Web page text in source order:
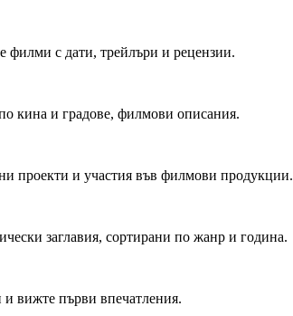
филми с дати, трейлъри и рецензии.
кина и градове, филмови описания.
проекти и участия във филмови продукции.
заглавия, сортирани по жанр и година.
вижте първи впечатления.